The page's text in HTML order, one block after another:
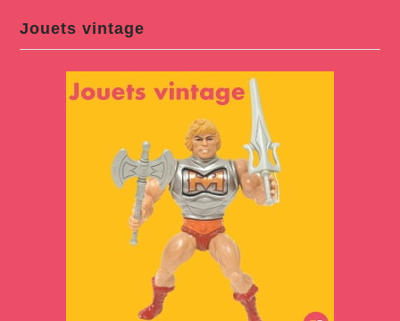
Jouets vintage